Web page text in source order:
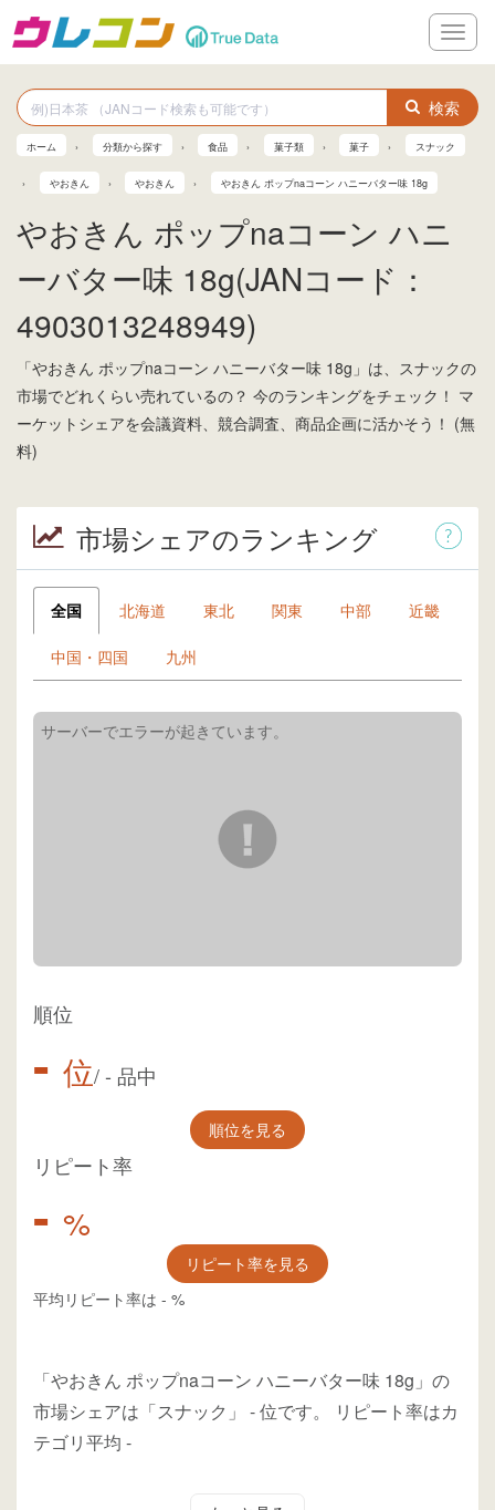
メ
ニ
ー
検索
ホーム 分類から探す 食品 菓子類 菓子 スナック
やおきん やおきん やおきん ポップnaコーン ハニーバター味 18g
やおきん ポップnaコーン ハニ
ーバター味 18g(JANコード：
4903013248949)
「やおきん ポップnaコーン ハニーバター味 18g」は、スナックの
市場でどれくらい売れているの？ 今のランキングをチェック！ マ
ーケットシェアを会議資料、競合調査、商品企画に活かそう！ (無
料)
市場シェアのランキング
全国 北海道 東北 関東 中部 近畿
中国・四国 九州
順位
- 位/- 品中
順位を見る
リピート率
- %
リピート率を見る
平均リピート率は - %
「やおきん ポップnaコーン ハニーバター味 18g」の
市場シェアは「スナック」 -位です。
リピート率はカ
テゴリ平均 -